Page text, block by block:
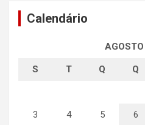
Calendário
S T Q Q
3 4 5 6